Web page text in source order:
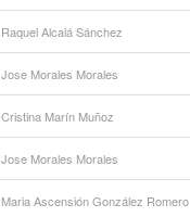
Raquel Alcalá Sánchez
Jose Morales Morales
Cristina Marín Muñoz
Jose Morales Morales
Maria Ascensión González Romero